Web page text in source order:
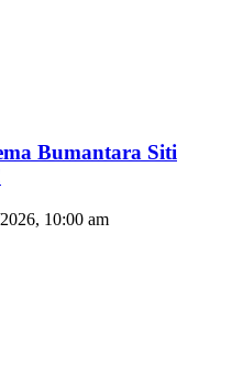
Bumantara Siti
10:00 am